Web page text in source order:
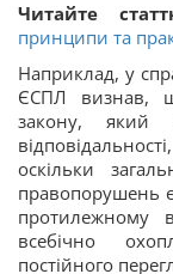
Читайте
принципи та
Наприклад, у
ЄСПЛ визнав,
закону, який
оскільки
правопорушень
протилежному
всебічно
постійного